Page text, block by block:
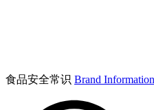
食品安全常识 Brand Information